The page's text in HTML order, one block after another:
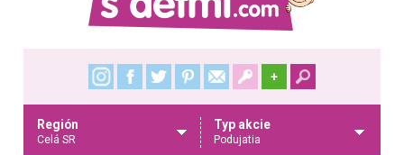
+
Región
Celá SR
Typ akcie
Podujatia